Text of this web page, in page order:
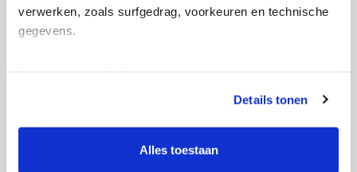
verwerken, zoals surfgedrag, voorkeuren en technische
gegevens.
tonen. Je kunt je toestemming op elk moment wijzigen of
intrekken via Cookie instellingen onderaan de pagina. De
lijst met cookies is te vinden in het tabblad “details”.
Details tonen
Alles toestaan